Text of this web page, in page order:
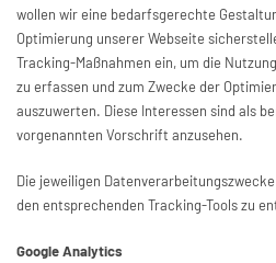
wollen wir eine bedarfsgerechte
Optimierung unserer Webseite
Tracking-Maßnahmen ein, um die
zu erfassen und zum Zwecke der
auszuwerten. Diese Interessen sind als
vorgenannten Vorschrift anzusehen.
Die jeweiligen
den entsprechenden Tracking-Tools zu
Google Analytics